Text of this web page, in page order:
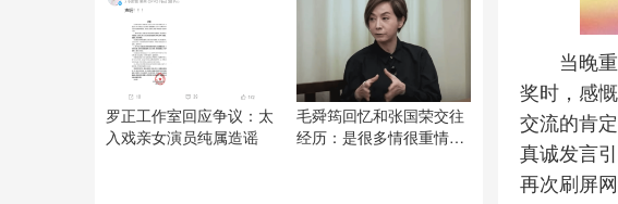
罗正工作室回应争议：太
入戏亲女演员纯属造谣
毛舜筠回忆和张国荣交往
经历：是很多情很重情的
当晚
奖时，感
交流的肯
真诚发言
再次刷屏